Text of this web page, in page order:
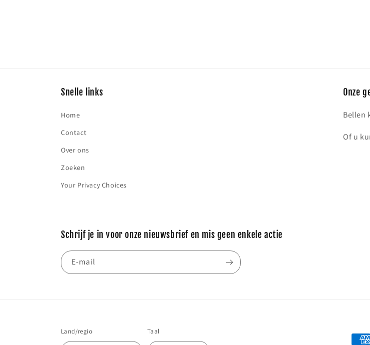
Snelle links
Home
Contact
Over ons
Zoeken
Your Privacy Choices
Onze
Bellen
Of u
Schrijf je in voor onze nieuwsbrief en mis geen enkele actie
E‑mail
Land/regio Taal